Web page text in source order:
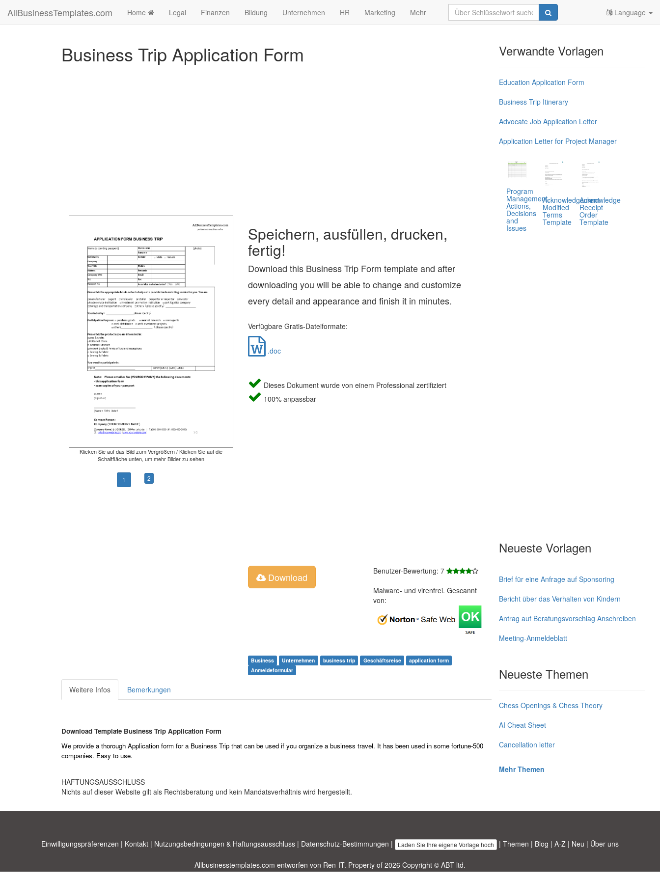
AllBusinessTemplates.com Home Legal Finanzen Bildung Unternehmen HR Marketing Mehr Language
Business Trip Application Form
Klicken Sie auf das Bild zum Vergrößern / Klicken Sie auf die
Schaltfläche unten, um mehr Bilder zu sehen
1 2
Speichern, ausfüllen, drucken,
fertig!
Download this Business Trip Form template and after
downloading you will be able to change and customize
every detail and appearance and finish it in minutes.
Verfügbare Gratis-Dateiformate:
.doc
Dieses Dokument wurde von einem Professional zertifiziert
100% anpassbar
Download
Benutzer-Bewertung: 7
Malware- und virenfrei. Gescannt
von:
Business Unternehmen business trip Geschäftsreise
application form
Anmeldeformular
Weitere Infos Bemerkungen
Download Template Business Trip Application Form
We provide a thorough Application form for a Business Trip thatcan be used if you organize a business travel. It has been used in some fortune-500
companies. Easy to use.
HAFTUNGSAUSSCHLUSS
Nichts auf dieser Website gilt als Rechtsberatung und kein Mandatsverhältnis wird hergestellt.
Verwandte Vorlagen
Education Application Form
Business Trip Itinerary
Advocate Job Application Letter
Application Letter for Project Manager
Program
Management,
Actions,
Decisions
and
Issues
Acknowledgement
Modified
Terms
Template
Acknowledge
Receipt
Order
Template
Neueste Vorlagen
Brief für eine Anfrage auf Sponsoring
Bericht über das Verhalten von Kindern
Antrag auf Beratungsvorschlag Anschreiben
Meeting-Anmeldeblatt
Neueste Themen
Chess Openings & Chess Theory
AI Cheat Sheet
Cancellation letter
Mehr Themen
Einwilligungspräferenzen | Kontakt | Nutzungsbedingungen & Haftungsausschluss | Datenschutz-Bestimmungen | Laden Sie Ihre eigene Vorlage hoch | Themen | Blog | A-Z | Neu | Über uns
Allbusinesstemplates.com entworfen von Ren-IT. Property of 2026 Copyright © ABT ltd.